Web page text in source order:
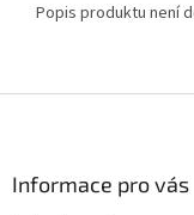
Popis produktu není
Informace pro vás